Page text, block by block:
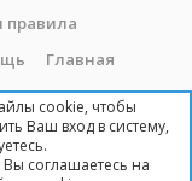
правила
Главная
защищены. При
cookie, чтобы
Ваш вход в систему,
Вы соглашаетесь на